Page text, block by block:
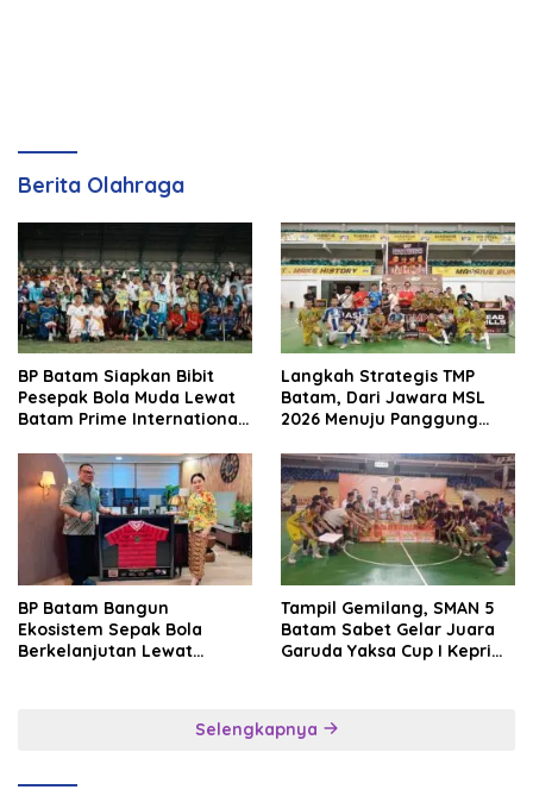
Berita Olahraga
BP Batam Siapkan Bibit
Pesepak Bola Muda Lewat
Batam Prime International
Langkah Strategis TMP
Batam, Dari Jawara MSL
2026 Menuju Panggung
BP Batam Bangun
Ekosistem Sepak Bola
Berkelanjutan Lewat
Tampil Gemilang, SMAN 5
Batam Sabet Gelar Juara
Garuda Yaksa Cup I Kepri
Selengkapnya